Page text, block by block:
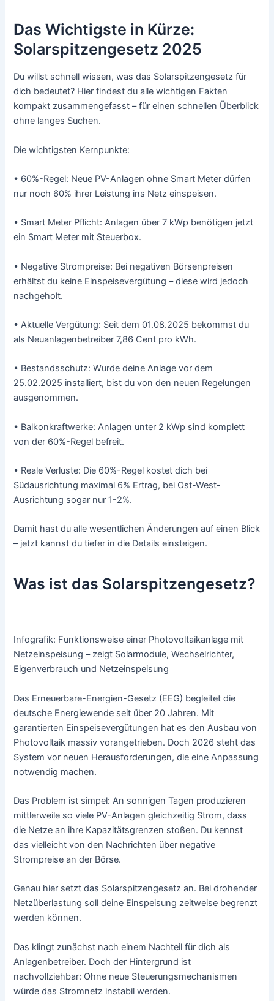
Das Wichtigste in Kürze:
Solarspitzengesetz 2025
Du willst schnell wissen, was das Solarspitzengesetz für
dich bedeutet? Hier findest du alle wichtigen Fakten
kompakt zusammengefasst – für einen schnellen Überblick
ohne langes Suchen.
Die wichtigsten Kernpunkte:
• 60%-Regel: Neue PV-Anlagen ohne Smart Meter dürfen
nur noch 60% ihrer Leistung ins Netz einspeisen.
• Smart Meter Pflicht: Anlagen über 7 kWp benötigen jetzt
ein Smart Meter mit Steuerbox.
• Negative Strompreise: Bei negativen Börsenpreisen
erhältst du keine Einspeisevergütung – diese wird jedoch
nachgeholt.
• Aktuelle Vergütung: Seit dem 01.08.2025 bekommst du
als Neuanlagenbetreiber 7,86 Cent pro kWh.
• Bestandsschutz: Wurde deine Anlage vor dem
25.02.2025 installiert, bist du von den neuen Regelungen
ausgenommen.
• Balkonkraftwerke: Anlagen unter 2 kWp sind komplett
von der 60%-Regel befreit.
• Reale Verluste: Die 60%-Regel kostet dich bei
Südausrichtung maximal 6% Ertrag, bei Ost-West-
Ausrichtung sogar nur 1-2%.
Damit hast du alle wesentlichen Änderungen auf einen Blick
– jetzt kannst du tiefer in die Details einsteigen.
Was ist das Solarspitzengesetz?
Infografik: Funktionsweise einer Photovoltaikanlage mit
Netzeinspeisung – zeigt Solarmodule, Wechselrichter,
Eigenverbrauch und Netzeinspeisung
Das Erneuerbare-Energien-Gesetz (EEG) begleitet die
deutsche Energiewende seit über 20 Jahren. Mit
garantierten Einspeisevergütungen hat es den Ausbau von
Photovoltaik massiv vorangetrieben. Doch 2026 steht das
System vor neuen Herausforderungen, die eine Anpassung
notwendig machen.
Das Problem ist simpel: An sonnigen Tagen produzieren
mittlerweile so viele PV-Anlagen gleichzeitig Strom, dass
die Netze an ihre Kapazitätsgrenzen stoßen. Du kennst
das vielleicht von den Nachrichten über negative
Strompreise an der Börse.
Genau hier setzt das Solarspitzengesetz an. Bei drohender
Netzüberlastung soll deine Einspeisung zeitweise begrenzt
werden können.
Das klingt zunächst nach einem Nachteil für dich als
Anlagenbetreiber. Doch der Hintergrund ist
nachvollziehbar: Ohne neue Steuerungsmechanismen
würde das Stromnetz instabil werden.